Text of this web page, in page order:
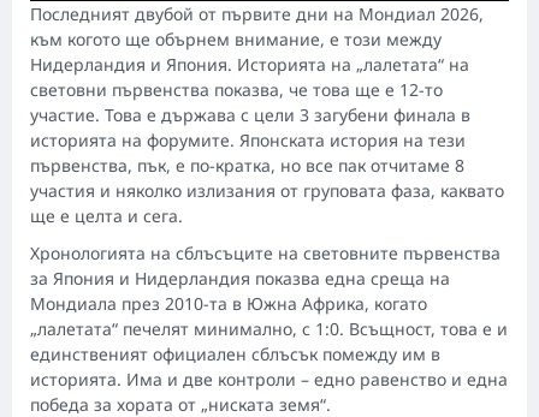
Последният двубой от първите дни на Мондиал 2026,
към когото ще обърнем внимание, е този между
Нидерландия и Япония. Историята на „лалетата“ на
световни първенства показва, че това ще е 12-то
участие. Това е държава с цели 3 загубени финала в
историята на форумите. Японската история на тези
първенства, пък, е по-кратка, но все пак отчитаме 8
участия и няколко излизания от груповата фаза, каквато
ще е целта и сега.
Хронологията на сблъсъците на световните първенства
за Япония и Нидерландия показва една среща на
Мондиала през 2010-та в Южна Африка, когато
„лалетата“ печелят минимално, с 1:0. Всъщност, това е и
единственият официален сблъсък помежду им в
историята. Има и две контроли – едно равенство и една
победа за хората от „ниската земя“.